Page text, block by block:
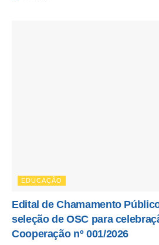
EDUCAÇÃO
Edital de Chamamento
seleção de OSC para
Cooperação nº 001/2026